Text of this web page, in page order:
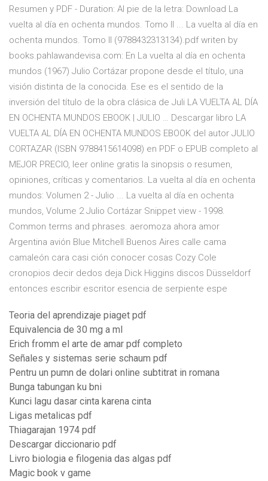
Resumen y PDF - Duration: Al pie de la letra: Download La
vuelta al día en ochenta mundos. Tomo II ... La vuelta al día en
ochenta mundos. Tomo II (9788432313134).pdf writen by
books.pahlawandevisa.com: En La vuelta al día en ochenta
mundos (1967) Julio Cortázar propone desde el título, una
visión distinta de la conocida. Ese es el sentido de la
inversión del título de la obra clásica de Juli LA VUELTA AL DÍA
EN OCHENTA MUNDOS EBOOK | JULIO … Descargar libro LA
VUELTA AL DÍA EN OCHENTA MUNDOS EBOOK del autor JULIO
CORTAZAR (ISBN 9788415614098) en PDF o EPUB completo al
MEJOR PRECIO, leer online gratis la sinopsis o resumen,
opiniones, críticas y comentarios. La vuelta al día en ochenta
mundos: Volumen 2 - Julio ... La vuelta al día en ochenta
mundos, Volume 2 Julio Cortázar Snippet view - 1998.
Common terms and phrases. aeromoza ahora amor
Argentina avión Blue Mitchell Buenos Aires calle cama
camaleón cara casi ción conocer cosas Cozy Cole
cronopios decir dedos deja Dick Higgins discos Düsseldorf
entonces escribir escritor esencia de serpiente espe
Teoria del aprendizaje piaget pdf
Equivalencia de 30 mg a ml
Erich fromm el arte de amar pdf completo
Señales y sistemas serie schaum pdf
Pentru un pumn de dolari online subtitrat in romana
Bunga tabungan ku bni
Kunci lagu dasar cinta karena cinta
Ligas metalicas pdf
Thiagarajan 1974 pdf
Descargar diccionario pdf
Livro biologia e filogenia das algas pdf
Magic book v game